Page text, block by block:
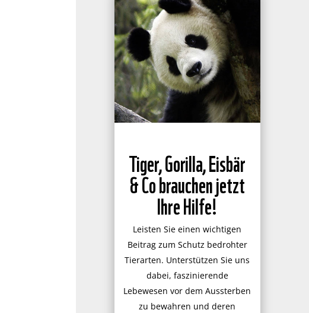
Tiger, Gorilla, Eisbär
& Co brauchen jetzt
Ihre Hilfe!
Leisten Sie einen wichtigen
Beitrag zum Schutz bedrohter
Tierarten. Unterstützen Sie uns
dabei, faszinierende
Lebewesen vor dem Aussterben
zu bewahren und deren